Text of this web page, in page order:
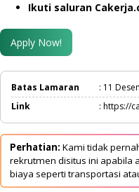
Ikuti saluran
Apply Now!
Batas Lamaran
: 11
Link
: https://
Perhatian: Kami tidak
rekrutmen disitus ini apabila
biaya seperti transportasi